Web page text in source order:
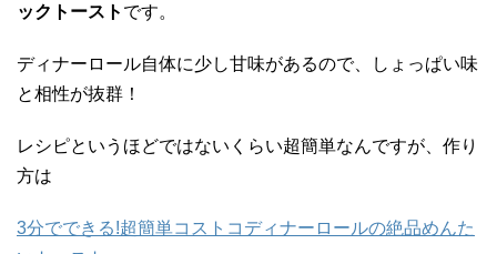
ックトースト です。
ディナーロール自体に少し甘味があるので、しょっぱい味
と相性が抜群！
レシピというほどではないくらい超簡単なんですが、作り
方は
3分でできる!超簡単コストコディナーロールの絶品めんた